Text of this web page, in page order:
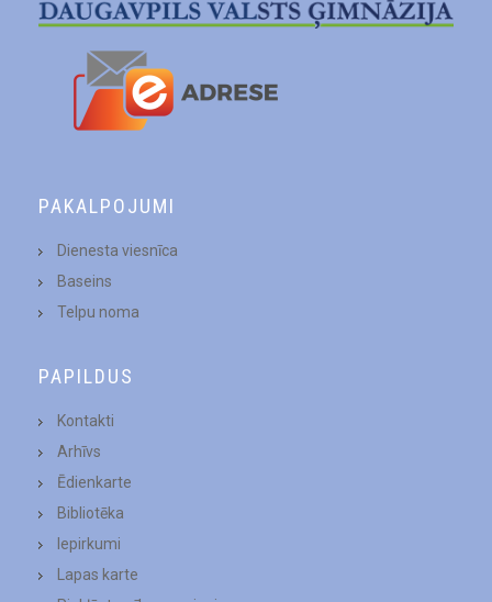
PAKALPOJUMI
Dienesta viesnīca
Baseins
Telpu noma
PAPILDUS
Kontakti
Arhīvs
Ēdienkarte
Bibliotēka
Iepirkumi
Lapas karte